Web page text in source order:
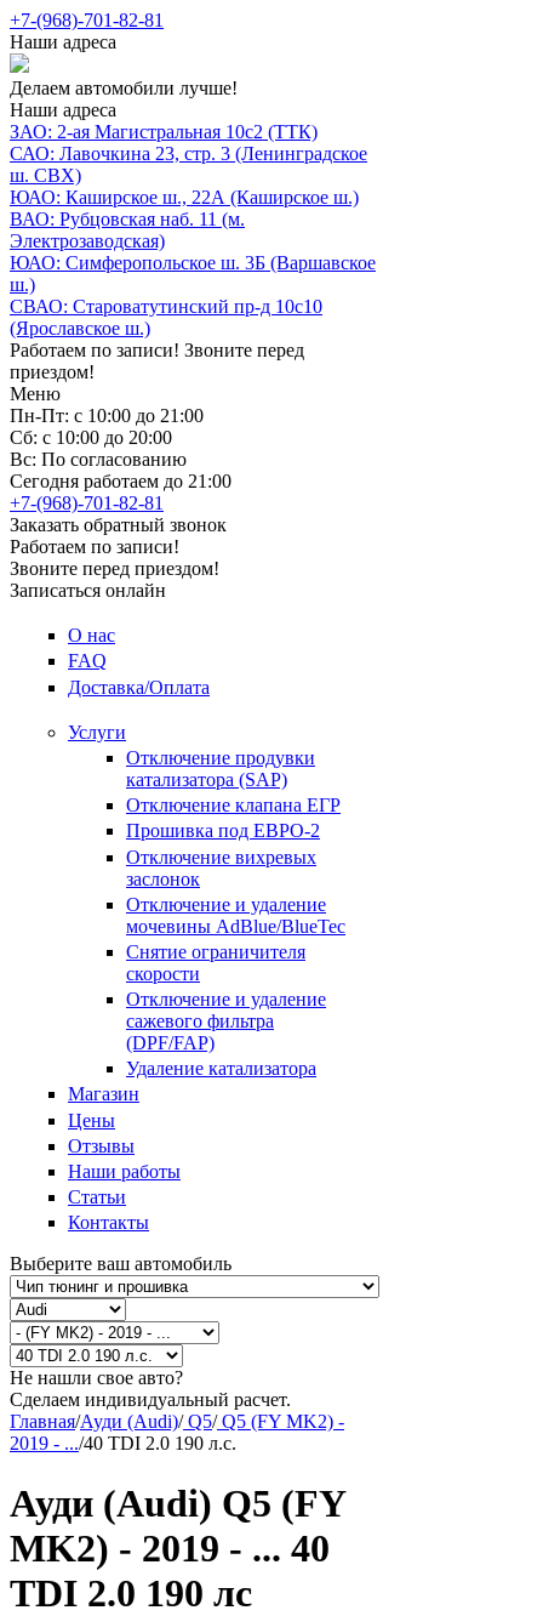
+7-(968)-701-82-81
Наши адреса
Делаем автомобили лучше!
Наши адреса
ЗАО: 2-ая Магистральная 10с2 (ТТК)
САО: Лавочкина 23, стр. 3 (Ленинградское
ш. СВХ)
ЮАО: Каширское ш., 22А (Каширское ш.)
ВАО: Рубцовская наб. 11 (м.
Электрозаводская)
ЮАО: Симферопольское ш. 3Б (Варшавское
ш.)
СВАО: Староватутинский пр-д 10с10
(Ярославское ш.)
Работаем по записи! Звоните перед
приездом!
Меню
Пн-Пт: с 10:00 до 21:00
Сб: с 10:00 до 20:00
Вс: По согласованию
Сегодня работаем до 21:00
+7-(968)-701-82-81
Заказать обратный звонок
Работаем по записи!
Звоните перед приездом!
Записаться онлайн
О нас
FAQ
Доставка/Оплата
Услуги
Отключение продувки
катализатора (SAP)
Отключение клапана ЕГР
Прошивка под ЕВРО-2
Отключение вихревых
заслонок
Отключение и удаление
мочевины AdBlue/BlueTec
Снятие ограничителя
скорости
Отключение и удаление
сажевого фильтра
(DPF/FAP)
Удаление катализатора
Магазин
Цены
Отзывы
Наши работы
Статьи
Контакты
Выберите ваш автомобиль
Не нашли свое авто?
Сделаем индивидуальный расчет.
Главная/Ауди (Audi)/Q5/Q5 (FY MK2) -
2019 - .../40 TDI 2.0 190 л.с.
Ауди (Audi) Q5 (FY
MK2) - 2019 - ... 40
TDI 2.0 190 лс